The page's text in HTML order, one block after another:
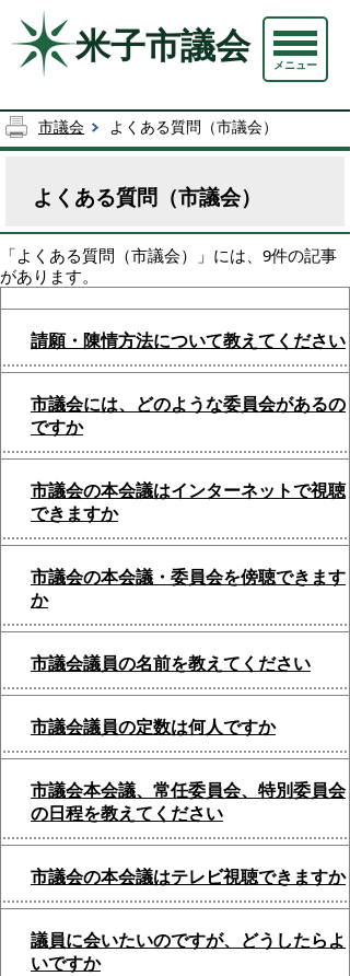
米子市議会 メニュー
市議会 よくある質問（市議会）
よくある質問（市議会）
「よくある質問（市議会） 」には、 9件の記事
があります。
請願・陳情方法について教えてください
市議会には、どのような委員会があるの
ですか
市議会の本会議はインターネットで視聴
できますか
市議会の本会議・委員会を傍聴できます
か
市議会議員の名前を教えてください
市議会議員の定数は何人ですか
市議会本会議、常任委員会、特別委員会
の日程を教えてください
市議会の本会議はテレビ視聴できますか
議員に会いたいのですが、どうしたらよ
いですか